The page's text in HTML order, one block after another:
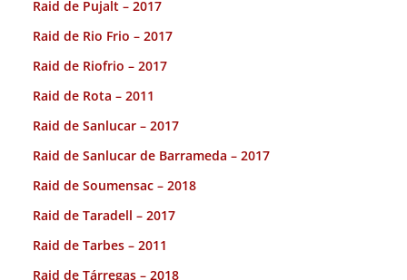
Raid de Pujalt – 2017
Raid de Rio Frio – 2017
Raid de Riofrio – 2017
Raid de Rota – 2011
Raid de Sanlucar – 2017
Raid de Sanlucar de Barrameda – 2017
Raid de Soumensac – 2018
Raid de Taradell – 2017
Raid de Tarbes – 2011
Raid de Tárregas – 2018